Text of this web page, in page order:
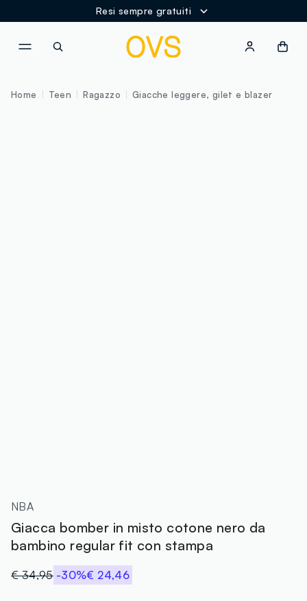
Resi sempre gratuiti
Home Teen Ragazzo Giacche leggere, gilet e blazer
NBA
Giacca bomber in misto cotone nero da
bambino regular fit con stampa
€ 34,95 -30%€ 24,46